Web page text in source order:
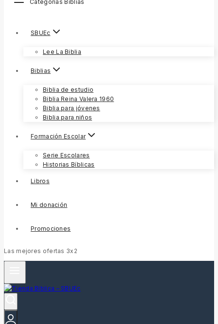
Categorías Biblias
SBUEc
Lee La Biblia
Biblias
Biblia de estudio
Biblia Reina Valera 1960
Biblia para jóvenes
Biblia para niños
Formación Escolar
Serie Escolares
Historias Bíblicas
Libros
Mi donación
Promociones
Las mejores ofertas 3x2